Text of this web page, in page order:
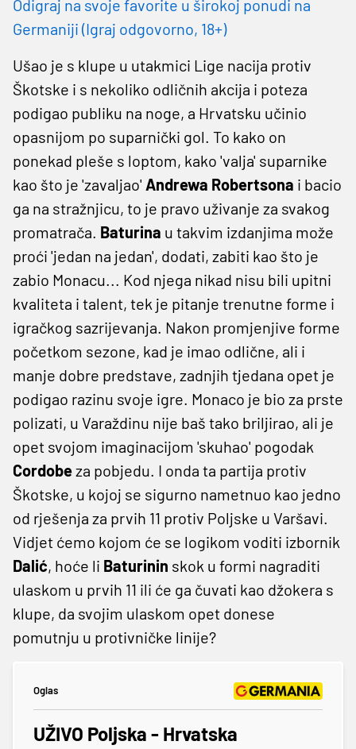
Odigraj na svoje favorite u širokoj ponudi na
Germaniji (Igraj odgovorno, 18+)
Ušao je s klupe u utakmici Lige nacija protiv
Škotske i s nekoliko odličnih akcija i poteza
podigao publiku na noge, a Hrvatsku učinio
opasnijom po suparnički gol. To kako on
ponekad pleše s loptom, kako 'valja' suparnike
kao što je 'zavaljao' Andrewa Robertsona i bacio
ga na stražnjicu, to je pravo uživanje za svakog
promatrača. Baturina u takvim izdanjima može
proći 'jedan na jedan', dodati, zabiti kao što je
zabio Monacu... Kod njega nikad nisu bili upitni
kvaliteta i talent, tek je pitanje trenutne forme i
igračkog sazrijevanja. Nakon promjenjive forme
početkom sezone, kad je imao odlične, ali i
manje dobre predstave, zadnjih tjedana opet je
podigao razinu svoje igre. Monaco je bio za prste
polizati, u Varaždinu nije baš tako briljirao, ali je
opet svojom imaginacijom 'skuhao' pogodak
Cordobeza pobjedu. I onda ta partija protiv
Škotske, u kojoj se sigurno nametnuo kao jedno
od rješenja za prvih 11 protiv Poljske u Varšavi.
Vidjet ćemo kojom će se logikom voditi izbornik
Dalić, hoće li Baturinin skok u formi nagraditi
ulaskom u prvih 11 ili će ga čuvati kao džokera s
klupe, da svojim ulaskom opet donese
pomutnju u protivničke linije?
Oglas
UŽIVO Poljska - Hrvatska